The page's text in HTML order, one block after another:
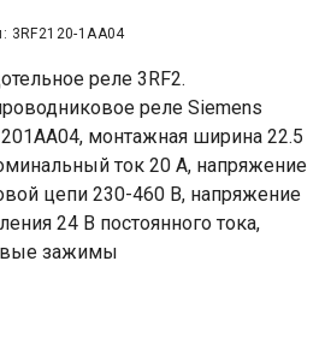
3RF2120-1AA04
реле 3RF2.
реле Siemens
монтажная ширина 22.5
ток 20 А, напряжение
цепи 230-460 В, напряжение
24 В постоянного тока,
зажимы